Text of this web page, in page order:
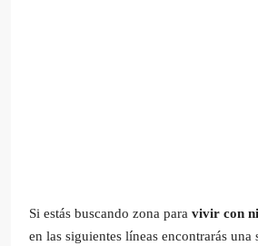
Si estás buscando zona para vivir con
en las siguientes líneas encontrarás una